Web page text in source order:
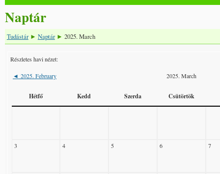
Naptár
Tudástár ► Naptár ► 2025. March
Részletes havi nézet:
◄ 2025. February 2025. March
Hétfő Kedd Szerda Csütörtök
3 4 5 6 7